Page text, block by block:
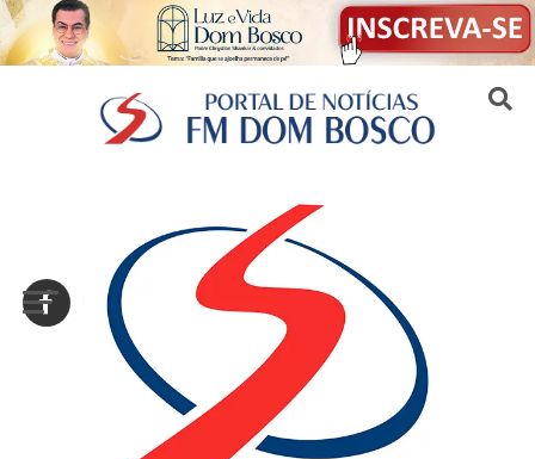
Sair da versão mobile